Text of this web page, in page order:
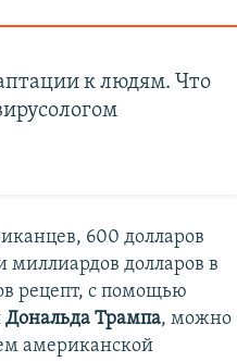
к людям. Что
600 долларов
миллиардов долларов в
рецепт, с помощью
Дональда Трампа, можно
американской